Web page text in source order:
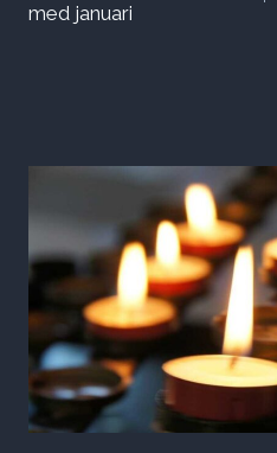
med januari